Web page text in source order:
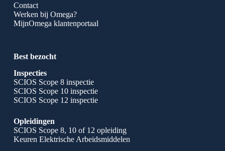
Contact
Werken bij Omega?
MijnOmega klantenportaal
Best bezocht
Inspecties
SCIOS Scope 8 inspectie
SCIOS Scope 10 inspectie
SCIOS Scope 12 inspectie
Opleidingen
SCIOS Scope 8, 10 of 12 opleiding
Keuren Elektrische Arbeidsmiddelen